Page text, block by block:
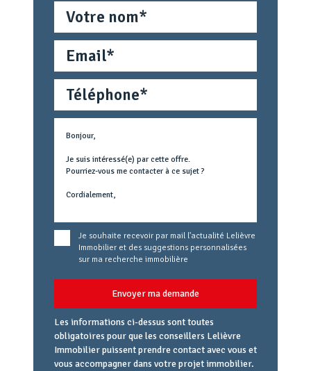
Téléphone
Métier
concerné
Je souhaite recevoir par mail l'actualité Lelièvre
Immobilier et des suggestions personnalisées
sur ma recherche immobilière
Envoyer ma demande
Les informations ci-dessus sont toutes
obligatoires pour que les conseillers Lelièvre
Immobilier puissent prendre contact avec vous et
vous accompagner dans votre projet immobilier.